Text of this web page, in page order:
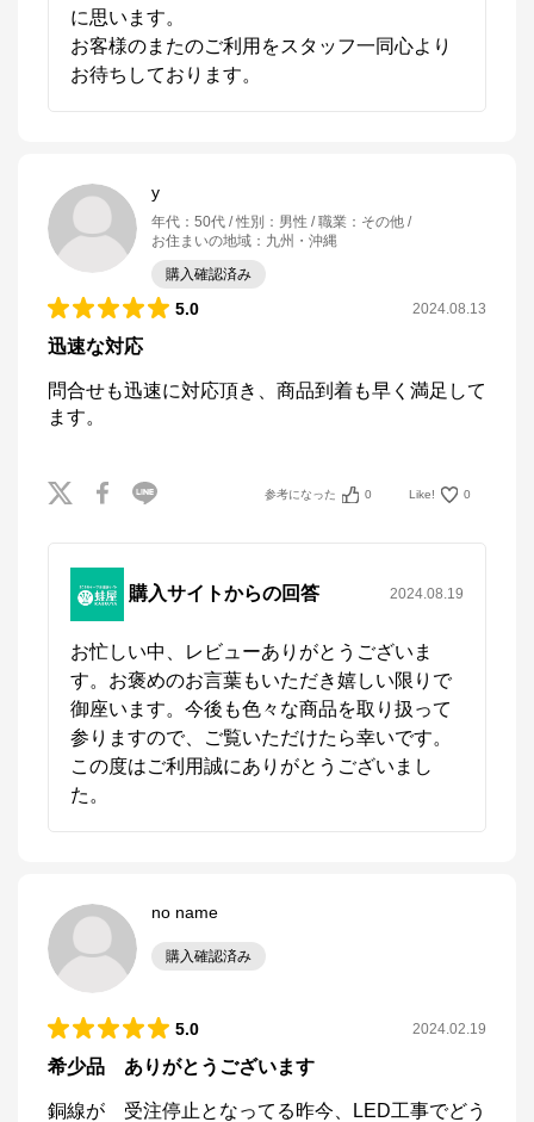
に思います。
お客様のまたのご利用をスタッフ一同心より
お待ちしております。
y
年代 ： 50代 性別 ： 男性 職業 ： その他
お住まいの地域 ： 九州・沖縄
購入確認済み
5.0 2024.08.13
迅速な対応
問合せも迅速に対応頂き、商品到着も早く満足して
ます。
参考になった 0 Like! 0
購入サイトからの回答 2024.08.19
お忙しい中、レビューありがとうございま
す。お褒めのお言葉もいただき嬉しい限りで
御座います。今後も色々な商品を取り扱って
参りますので、ご覧いただけたら幸いです。
この度はご利用誠にありがとうございまし
た。
no name
購入確認済み
5.0 2024.02.19
希少品 ありがとうございます
銅線が　受注停止となってる昨今、LED工事でどう